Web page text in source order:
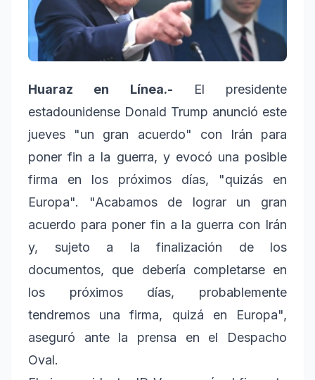
Huaraz en Línea.- El presidente
estadounidense Donald Trump anunció este
jueves "un gran acuerdo" con Irán para
poner fin a la guerra, y evocó una posible
firma en los próximos días, "quizás en
Europa". "Acabamos de lograr un gran
acuerdo para poner fin a la guerra con Irán
y, sujeto a la finalización de los
documentos, que debería completarse en
los próximos días, probablemente
tendremos una firma, quizá en Europa",
aseguró ante la prensa en el Despacho
Oval.